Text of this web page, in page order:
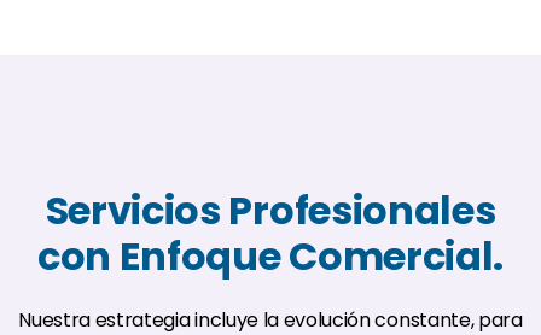
Servicios Profesionales
con Enfoque Comercial.
Nuestra estrategia incluye la evolución constante, para